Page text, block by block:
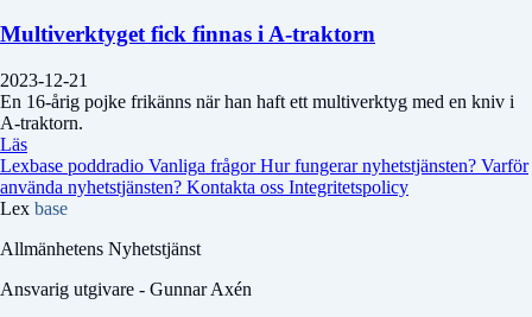
Multiverktyget fick finnas i A-traktorn
2023-12-21
En 16-årig pojke frikänns när han haft ett multiverktyg med en kniv i
A-traktorn.
Läs
Lexbase poddradio Vanliga frågorHur fungerar nyhetstjänsten? Varför
använda nyhetstjänsten? Kontakta oss Integritetspolicy
Lex base
Allmänhetens Nyhetstjänst
Ansvarig utgivare - Gunnar Axén